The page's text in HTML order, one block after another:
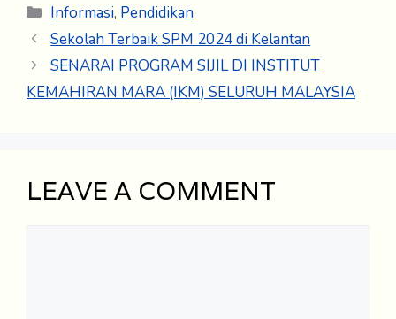
Categories
Informasi, Pendidikan
Sekolah Terbaik SPM 2024 di Kelantan
SENARAI PROGRAM SIJIL DI INSTITUT
KEMAHIRAN MARA (IKM) SELURUH MALAYSIA
LEAVE A COMMENT